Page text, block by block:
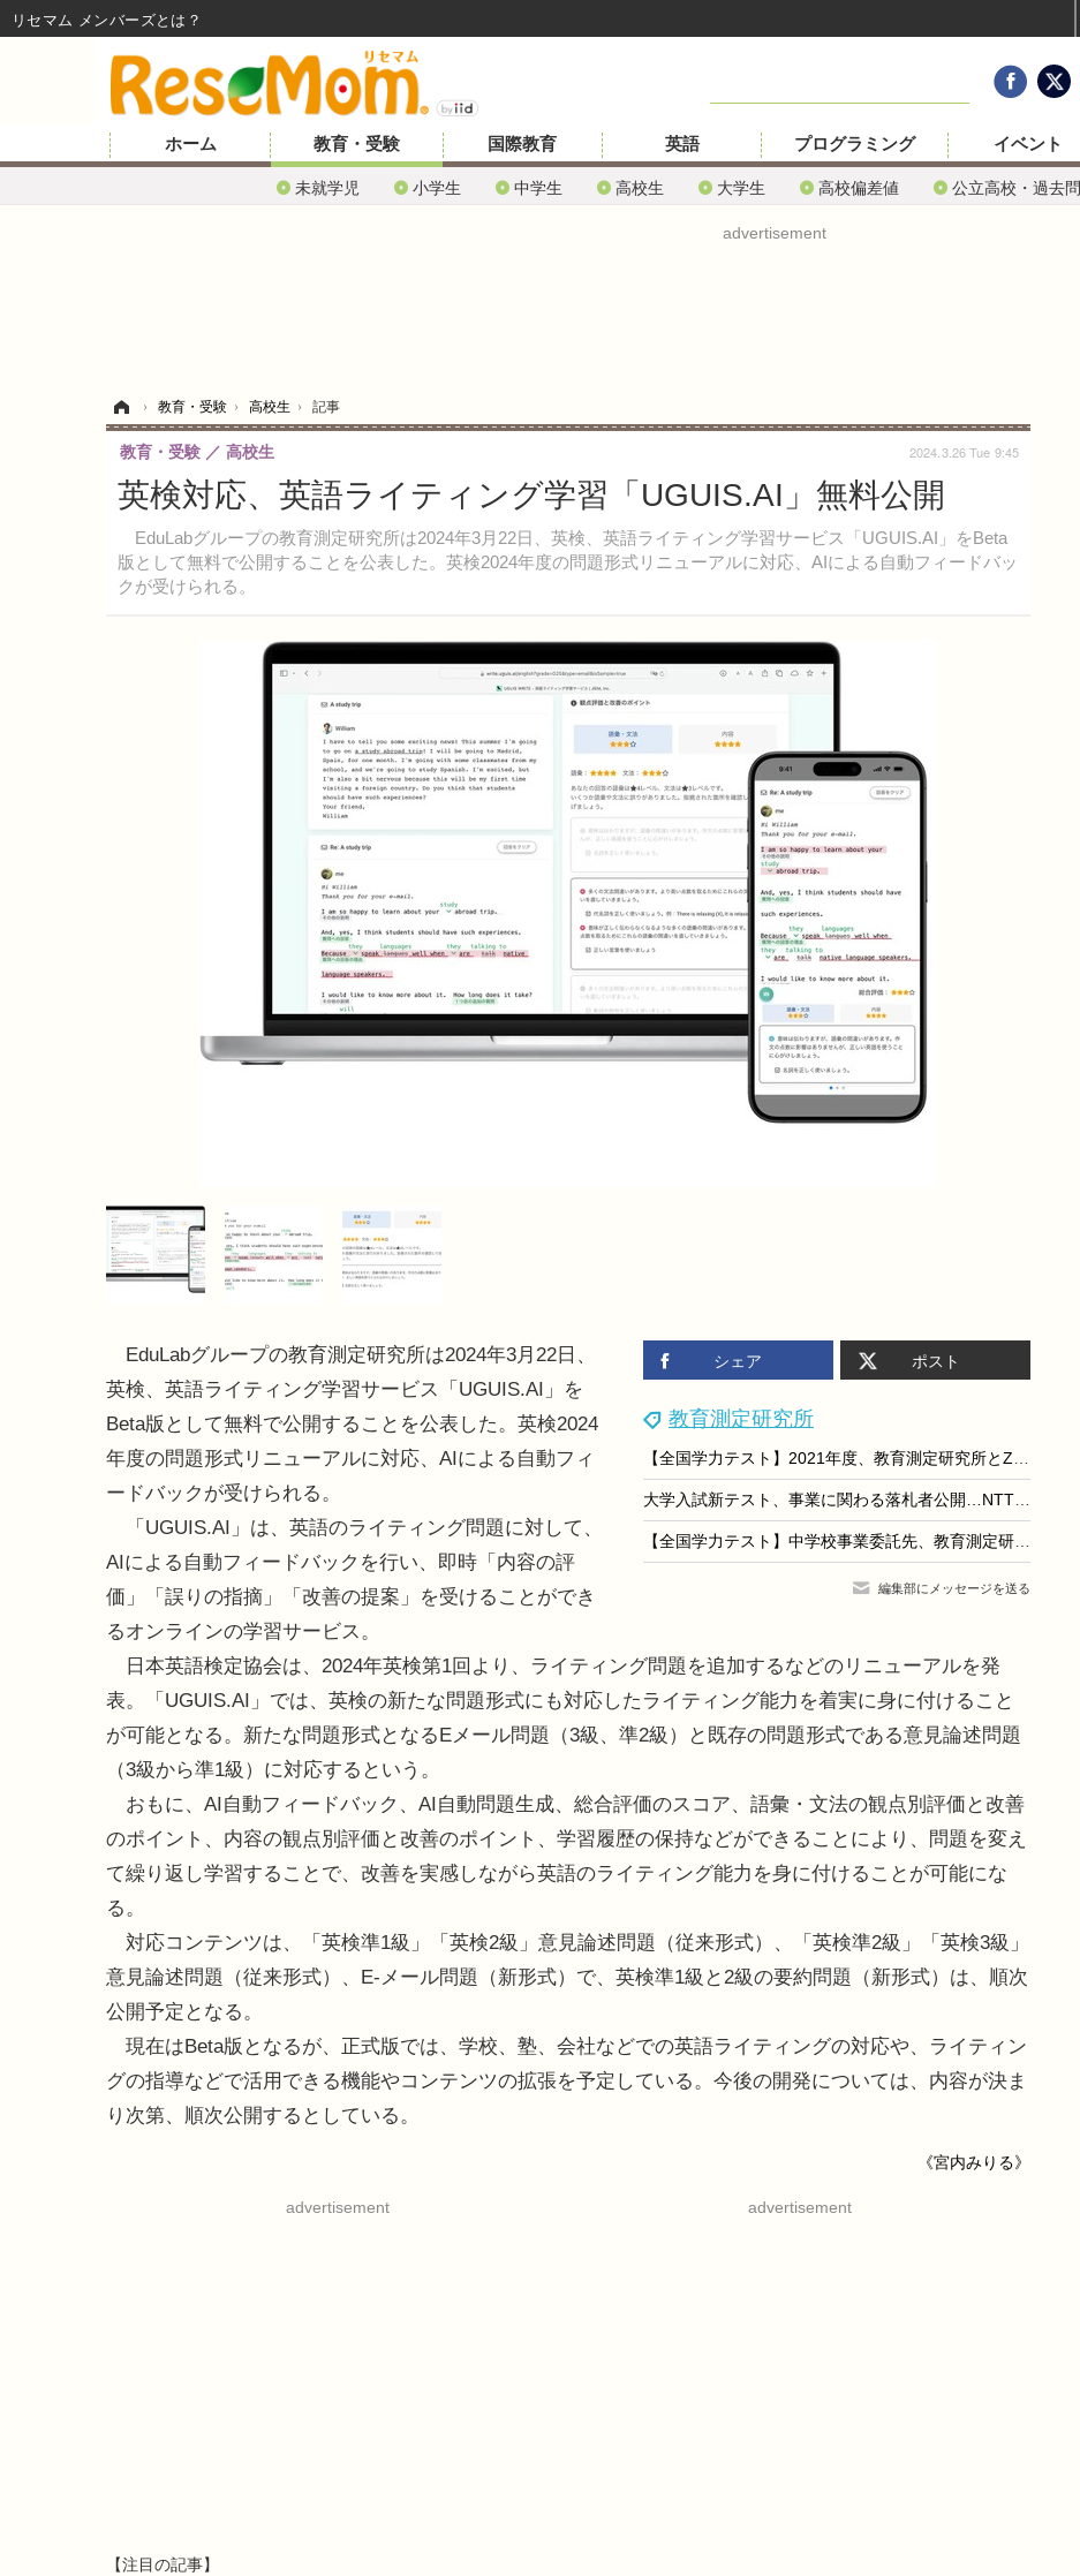
ホーム 教育・受験
未就学児 小学生 中学生 高校生 大学生 高校偏差値 公立高校・過去問
国際教育 英語 プログラミング イベント
advertisement
› 教育・受験 › 高校生 › 記事
英検対応、英語ライティング学習「UGUIS.AI」無料公開
EduLabグループの教育測定研究所は2024年3月22日、英検、英語ライティング学習サービス「UGUIS.AI」をBeta
版として無料で公開することを公表した。英検2024年度の問題形式リニューアルに対応、AIによる自動フィードバッ
クが受けられる。
教育・受験 高校生 2024.3.26 Tue 9:45
シェア ポスト
教育測定研究所
【全国学力テスト】2021年度、教育測定研究所とZ会に委託
大学入試新テスト、事業に関わる落札者公開…NTTデータ・富士通・教育測定研究所ほか
【全国学力テスト】中学校事業委託先、教育測定研究所に決定
編集部にメッセージを送る
EduLabグループの教育測定研究所は2024年3月22日、
英検、英語ライティング学習サービス「UGUIS.AI」を
Beta版として無料で公開することを公表した。英検2024
年度の問題形式リニューアルに対応、AIによる自動フィ
ードバックが受けられる。
「UGUIS.AI」は、英語のライティング問題に対して、
AIによる自動フィードバックを行い、即時「内容の評
価」「誤りの指摘」「改善の提案」を受けることができ
るオンラインの学習サービス。
日本英語検定協会は、2024年英検第1回より、ライティング問題を追加するなどのリニューアルを発
表。「UGUIS.AI」では、英検の新たな問題形式にも対応したライティング能力を着実に身に付けること
が可能となる。新たな問題形式となるEメール問題（3級、準2級）と既存の問題形式である意見論述問題
（3級から準1級）に対応するという。
おもに、AI自動フィードバック、AI自動問題生成、総合評価のスコア、語彙・文法の観点別評価と改善
のポイント、内容の観点別評価と改善のポイント、学習履歴の保持などができることにより、問題を変え
て繰り返し学習することで、改善を実感しながら英語のライティング能力を身に付けることが可能にな
る。
対応コンテンツは、「英検準1級」「英検2級」意見論述問題（従来形式）、「英検準2級」「英検3級」
意見論述問題（従来形式）、E-メール問題（新形式）で、英検準1級と2級の要約問題（新形式）は、順次
公開予定となる。
現在はBeta版となるが、正式版では、学校、塾、会社などでの英語ライティングの対応や、ライティン
グの指導などで活用できる機能やコンテンツの拡張を予定している。今後の開発については、内容が決ま
り次第、順次公開するとしている。
《宮内みりる》
advertisement advertisement
【注目の記事】
リセマム メンバーズ